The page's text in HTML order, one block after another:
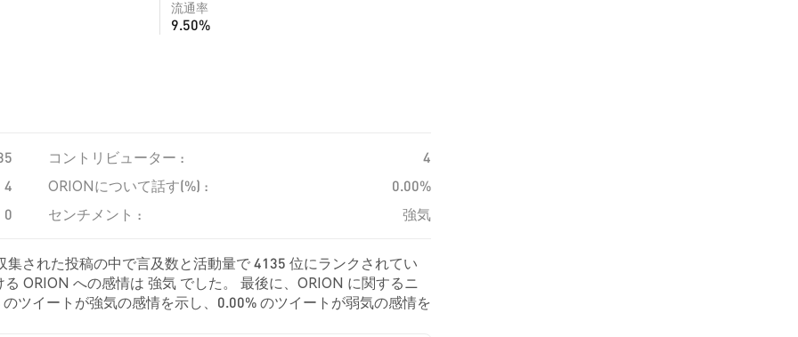
流通率
9.50%
コントリビューター :
4
4 ORIONについて話す(%) :
0.00%
0 センチメント : 強気
された投稿の中で言及数と活動量で 4135 位にランクされてい
ORION への感情は 強気 でした。 最後に、ORION に関するニ
ツイートが強気の感情を示し、0.00% のツイートが弱気の感情を